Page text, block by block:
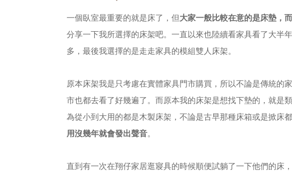
一個臥室最重要的就是床了，但大家一般比較在意的是床墊，
分享一下我所選擇的床架吧。 一直以來也陸續看家具看了大半
多，最後我選擇的是走走家具的模組雙人床架。
原本床架我是只考慮在實體家具門市購買，所以不論是傳統的
市也都去看了好幾遍了。 而原本我的床架是想找下墊的，就是
為從小到大用的都是木製床架，不論是古早那種床箱或是掀床
用沒幾年就會發出聲音。
直到有一次在翔仔家居逛寢具的時候順便試躺了一下他們的床